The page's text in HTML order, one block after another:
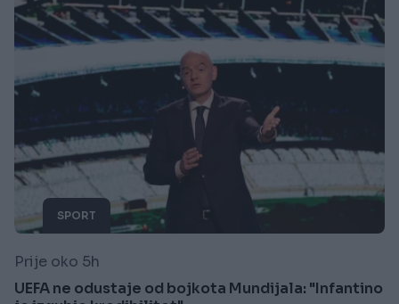
SPORT
Prije oko 5h
UEFA ne odustaje od bojkota Mundijala: "Infantino